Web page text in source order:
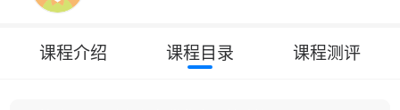
课程介绍 课程目录 课程测评